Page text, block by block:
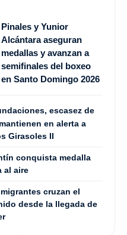
Pinales y Yunior
Alcántara aseguran
medallas y avanzan a
semifinales del boxeo
en Santo Domingo 2026
escasez de
en alerta a
Girasoles II
conquista medalla
al aire
cruzan el
desde la llegada de